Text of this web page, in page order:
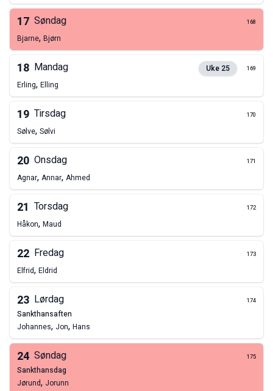
17 Søndag 168
Bjarne, Bjørn
18 Mandag Uke 25 169
Erling, Elling
19 Tirsdag 170
Sølve, Sølvi
20 Onsdag 171
Agnar, Annar, Ahmed
21 Torsdag 172
Håkon, Maud
22 Fredag 173
Elfrid, Eldrid
23 Lørdag 174
sankthansaften
Johannes, Jon, Hans
24 Søndag 175
sankthansdag
Jørund, Jorunn